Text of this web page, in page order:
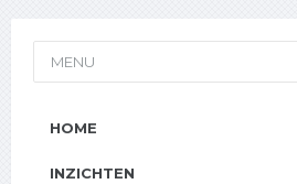
MENU
HOME
INZICHTEN